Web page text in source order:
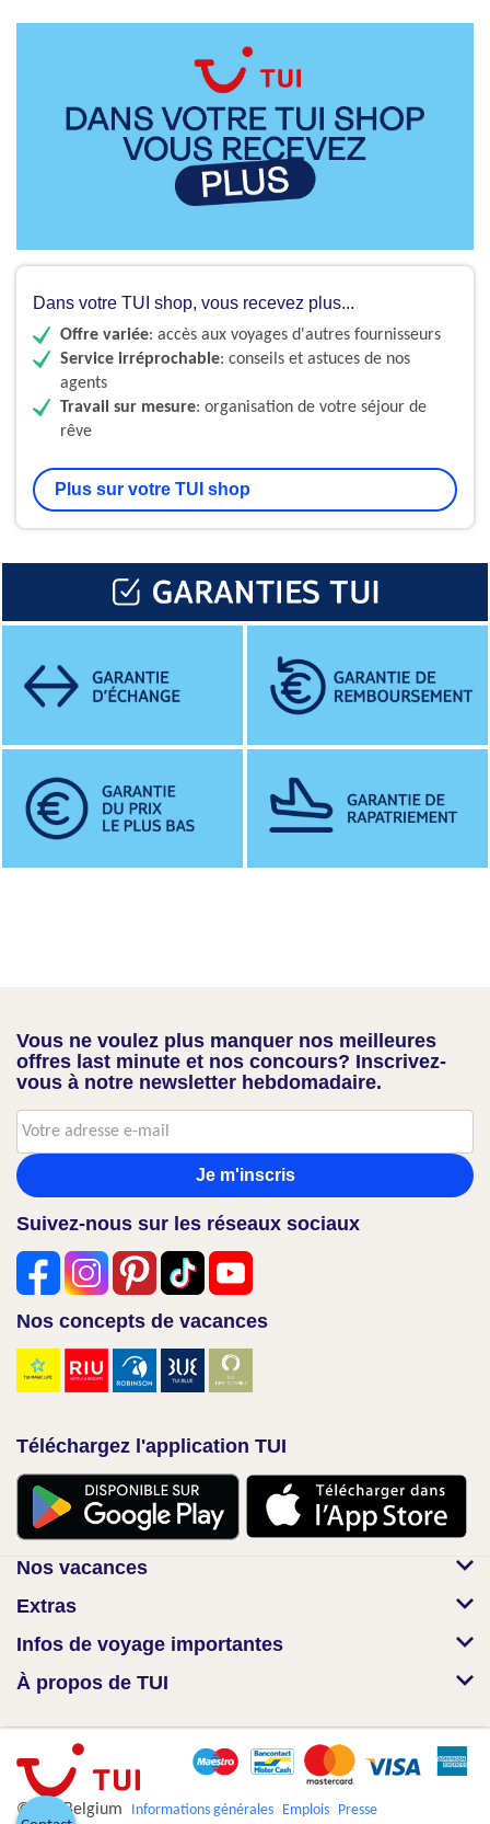
Dans votre TUI shop, vous recevez plus...
Offre variée: accès aux voyages d'autres fournisseurs
Service irréprochable: conseils et astuces de nos
agents
Travail sur mesure: organisation de votre séjour de
rêve
Plus sur votre TUI shop
Vous ne voulez plus manquer nos meilleures
offres last minute et nos concours? Inscrivez-
vous à notre newsletter hebdomadaire.
Je m'inscris
Suivez-nous sur les réseaux sociaux
Nos concepts de vacances
Téléchargez l'application TUI
Nos vacances
Extras
Infos de voyage importantes
À propos de TUI
© TUI Belgium Informations générales Emplois
Presse